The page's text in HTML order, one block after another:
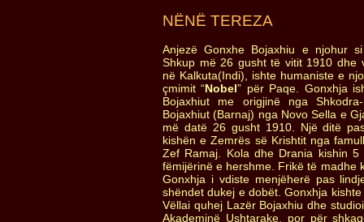
NËNË TEREZA
Anjezë Gonxhe Bojaxhiu e njohur
Shkup më 26 gusht të vitit 1910 dhe
në Kalkuta(Indi), ishte humaniste e
çmimit “Nobel” për Paqe. Gonxhja
Bojaxhiut me origjinë nga
Bojaxhiut (Barnaj) nga Novo Sella e
më datë 26 gusht 1910. Një ditë
kishën e Zemrës së Krishtit nga
Zef Ramaj. Kola dhe Drania kishin
fëmijërinë e hershme. Frikë të madhe
Gonxhja i vdiste menjëherë pas
shëndet dukej e dobët. Gonxhja
Vëllai quhej Lazër Bojaxhiu dhe
Akademinë Ushtarake, por për